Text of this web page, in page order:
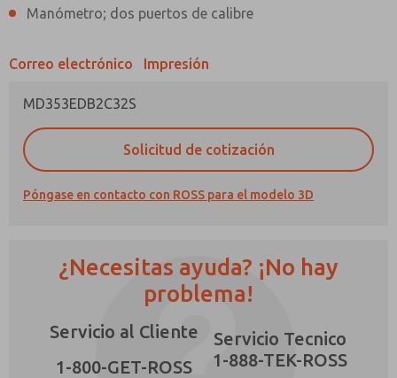
Manómetro; dos puertos de calibre
Correo electrónico Impresión
MD353EDB2C32S
Solicitud de cotización
Póngase en contacto con ROSS para el modelo 3D
¿Necesitas ayuda? ¡No hay
problema!
Servicio al Cliente
1-800-GET-ROSS
Servicio Tecnico
1-888-TEK-ROSS
¿Método de Contacto Preferido?
Correo Electrónico
Teléfono
Envíenme actualizaciones periódicas sobre
características, capacidades del producto y
que los datos que proporcione se recopilarán
y almacenarán electrónicamente. Mis datos se
utilizan únicamente con fines estrictamente
solicitud. Al enviar el formulario de contacto,
acepto el procesamiento.